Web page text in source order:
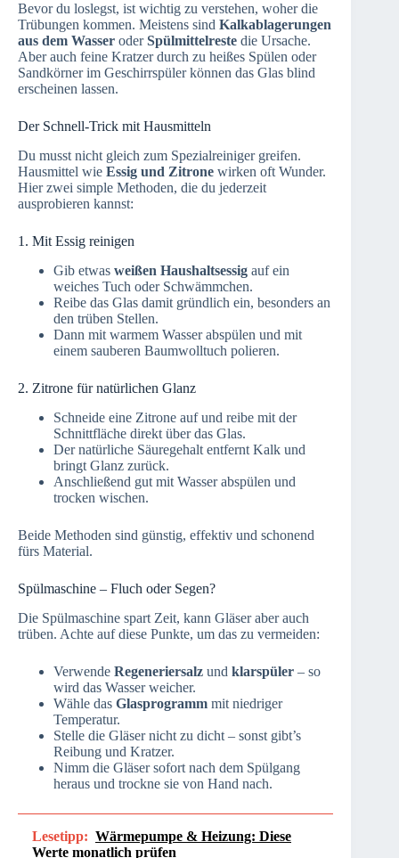
Bevor du loslegst, ist wichtig zu verstehen, woher die
Trübungen kommen. Meistens sind Kalkablagerungen
aus dem Wasser oderSpülmittelreste die Ursache.
Aber auch feine Kratzer durch zu heißes Spülen oder
Sandkörner im Geschirrspüler können das Glas blind
erscheinen lassen.
Der Schnell-Trick mit Hausmitteln
Du musst nicht gleich zum Spezialreiniger greifen.
Hausmittel wie Essig und Zitrone wirken oft Wunder.
Hier zwei simple Methoden, die du jederzeit
ausprobieren kannst:
1. Mit Essig reinigen
Gib etwas weißen Haushaltsessig auf ein
weiches Tuch oder Schwämmchen.
Reibe das Glas damit gründlich ein, besonders an
den trüben Stellen.
Dann mit warmem Wasser abspülen und mit
einem sauberen Baumwolltuch polieren.
2. Zitrone für natürlichen Glanz
Schneide eine Zitrone auf und reibe mit der
Schnittfläche direkt über das Glas.
Der natürliche Säuregehalt entfernt Kalk und
bringt Glanz zurück.
Anschließend gut mit Wasser abspülen und
trocken wischen.
Beide Methoden sind günstig, effektiv und schonend
fürs Material.
Spülmaschine – Fluch oder Segen?
Die Spülmaschine spart Zeit, kann Gläser aber auch
trüben. Achte auf diese Punkte, um das zu vermeiden:
Verwende Regeneriersalz und klarspüler – so
wird das Wasser weicher.
Wähle das Glasprogramm mit niedriger
Temperatur.
Stelle die Gläser nicht zu dicht – sonst gibt’s
Reibung und Kratzer.
Nimm die Gläser sofort nach dem Spülgang
heraus und trockne sie von Hand nach.
Lesetipp: Wärmepumpe & Heizung: Diese
Werte monatlich prüfen